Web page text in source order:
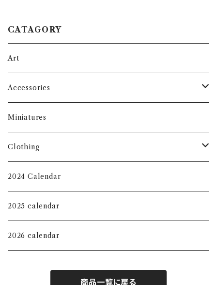
CATAGORY
Art
Accessories
Face Masks
Eco Bag
Key Chain
Jewelry Tray
Magnet
Miniatures
Clothing
T-shirt
KIDS
Long sleeve shirt
Sweat shirt
2024 Calendar
2025 calendar
2026 calendar
商品一覧に戻る